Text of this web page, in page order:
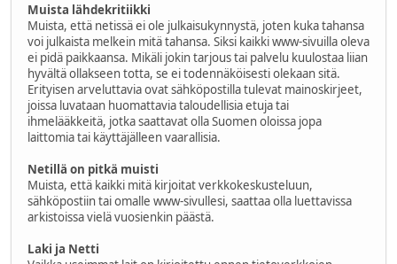
Muista lähdekritiikki
Muista, että netissä ei ole julkaisukynnystä, joten kuka tahansa
voi julkaista melkein mitä tahansa. Siksi kaikki www-sivuilla oleva
ei pidä paikkaansa. Mikäli jokin tarjous tai palvelu kuulostaa liian
hyvältä ollakseen totta, se ei todennäköisesti olekaan sitä.
Erityisen arveluttavia ovat sähköpostilla tulevat mainoskirjeet,
joissa luvataan huomattavia taloudellisia etuja tai
ihmelääkkeitä, jotka saattavat olla Suomen oloissa jopa
laittomia tai käyttäjälleen vaarallisia.
Netillä on pitkä muisti
Muista, että kaikki mitä kirjoitat verkkokeskusteluun,
sähköpostiin tai omalle www-sivullesi, saattaa olla luettavissa
arkistoissa vielä vuosienkin päästä.
Laki ja Netti